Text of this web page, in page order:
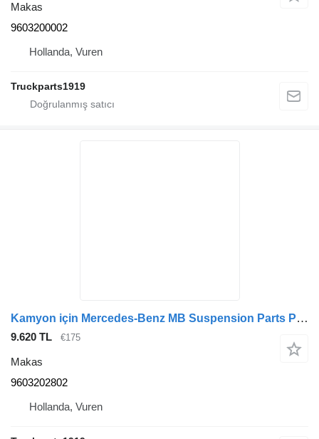
Makas
9603200002
Hollanda, Vuren
Truckparts1919
Kamyon için Mercedes-Benz MB Suspension Parts Paraboolveer MP4 9603202802 makas
9.620 TL €175
Makas
9603202802
Hollanda, Vuren